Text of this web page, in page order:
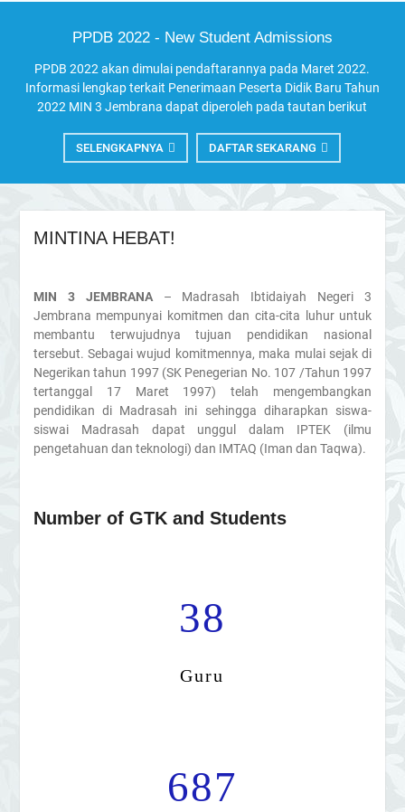
PPDB 2022 - New Student Admissions
PPDB 2022 akan dimulai pendaftarannya pada Maret 2022.
Informasi lengkap terkait Penerimaan Peserta Didik Baru Tahun
2022 MIN 3 Jembrana dapat diperoleh pada tautan berikut
SELENGKAPNYA DAFTAR SEKARANG
MINTINA HEBAT!
MIN 3 JEMBRANA– Madrasah Ibtidaiyah Negeri 3
Jembrana mempunyai komitmen dan cita-cita luhur untuk
membantu terwujudnya tujuan pendidikan nasional
tersebut. Sebagai wujud komitmennya, maka mulai sejak di
Negerikan tahun 1997 (SK Penegerian No. 107 /Tahun 1997
tertanggal 17 Maret 1997) telah mengembangkan
pendidikan di Madrasah ini sehingga diharapkan siswa-
siswai Madrasah dapat unggul dalam IPTEK (ilmu
pengetahuan dan teknologi) dan IMTAQ (Iman dan Taqwa).
Number of GTK and Students
38
Guru
687